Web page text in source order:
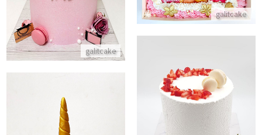
galitcake
galitcake
עוגת יום הולדת אלגנטית
התקשר/י